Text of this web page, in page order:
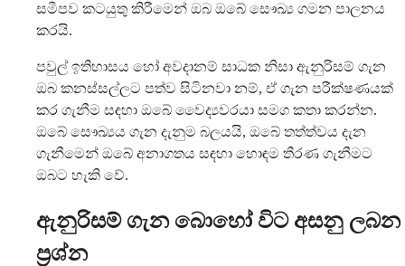
සමීපව කටයුතු කිරීමෙන් ඔබ ඔබේ සෞඛ්‍ය ගමන පාලනය
කරයි.
පවුල් ඉතිහාසය හෝ අවදානම් සාධක නිසා ඇනුරිසම් ගැන
ඔබ කනස්සල්ලට පත්ව සිටිනවා නම්, ඒ ගැන පරීක්ෂණයක්
කර ගැනීම සඳහා ඔබේ වෛද්‍යවරයා සමග කතා කරන්න.
ඔබේ සෞඛ්‍යය ගැන දැනුම බලයයි, ඔබේ තත්ත්වය දැන
ගැනීමෙන් ඔබේ අනාගතය සඳහා හොඳම තීරණ ගැනීමට
ඔබට හැකි වේ.
ඇනුරිසම් ගැන බොහෝ විට අසනු ලබන
ප්‍රශ්න